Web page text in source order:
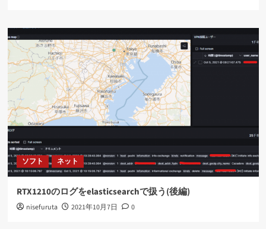
ソフト ネット
RTX1210のログをelasticsearchで扱う(後編)
nisefuruta 2021年10月7日 0